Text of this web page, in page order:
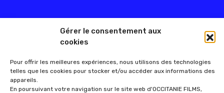
Gérer le consentement aux
cookies
Pour offrir les meilleures expériences, nous utilisons des technologies
telles que les cookies pour stocker et/ou accéder aux informations des
appareils.
En poursuivant votre navigation sur le site web d'OCCITANIE FILMS,